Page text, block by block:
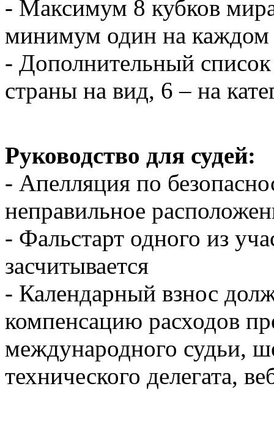
- Максимум 8 кубков
минимум один на каждом
- Дополнительный список
страны на вид, 6 – на
Руководство для судей:
- Апелляция по
неправильное
- Фальстарт одного из
засчитывается
- Календарный взнос
компенсацию расходов
международного судьи,
технического делегата,